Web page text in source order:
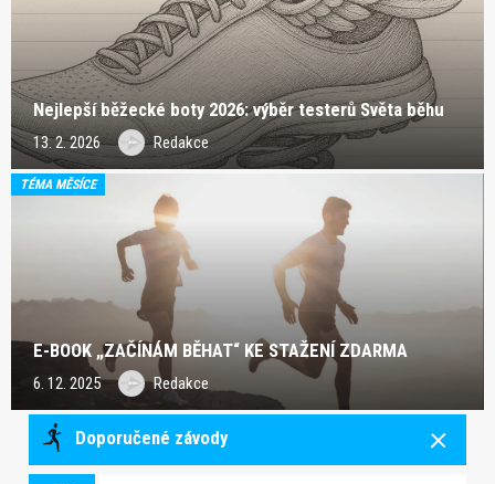
Nejlepší běžecké boty 2026: výběr testerů Světa běhu
13. 2. 2026 Redakce
TÉMA MĚSÍCE
E-BOOK „ZAČÍNÁM BĚHAT“ KE STAŽENÍ ZDARMA
6. 12. 2025 Redakce
Doporučené závody